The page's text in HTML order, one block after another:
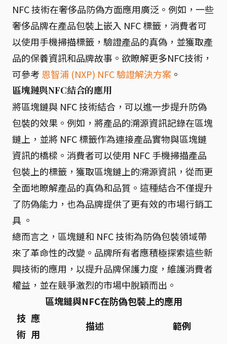
NFC 技術在奢侈品防偽方面應用廣泛。例如，一些
奢侈品牌在產品包裝上嵌入 NFC 標籤，消費者可
以使用手機掃描標籤，驗證產品的真偽，並獲取產
品的保養資訊和品牌故事。欲瞭解更多NFC技術，
可參考 恩智浦 (NXP) NFC 驗證解決方案 。
區塊鏈與NFC結合的應用
將區塊鏈與 NFC 技術結合，可以進一步提升防偽
包裝的效果。例如，將產品的溯源資訊記錄在區塊
鏈上，並將 NFC 標籤作為連接產品實物與區塊鏈
資訊的橋樑。消費者可以使用 NFC 手機掃描產品
包裝上的標籤，獲取區塊鏈上的溯源資訊，從而更
全面地瞭解產品的真偽和品質。這種結合不僅提升
了防偽能力，也為品牌提供了更有效的市場行銷工
具 。
總而言之，區塊鏈和 NFC 技術為防偽包裝領域帶
來了革命性的改變。品牌所有者應積極探索這些新
興技術的應用，以提升品牌保護力度，維護消費者
權益，並在競爭激烈的市場中脫穎而出。
區塊鏈與NFC在防偽包裝上的應用
技
術
應
用
描述 範例